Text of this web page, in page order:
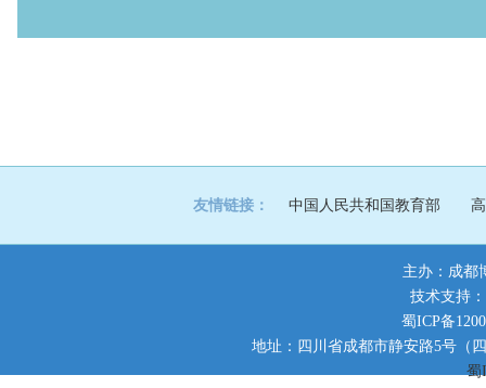
友情链接： 中国人民共和国教育部
主办：成都
技术支持
蜀ICP备
地址：四川省成都市静安路5号（
蜀